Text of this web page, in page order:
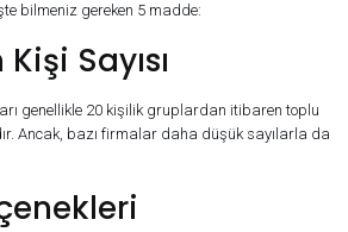
bilmeniz gereken 5 madde:
Sayısı
genellikle 20 kişilik gruplardan itibaren toplu
Ancak, bazı firmalar daha düşük sayılarla da